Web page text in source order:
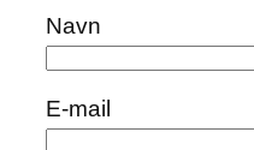
Navn
E-mail